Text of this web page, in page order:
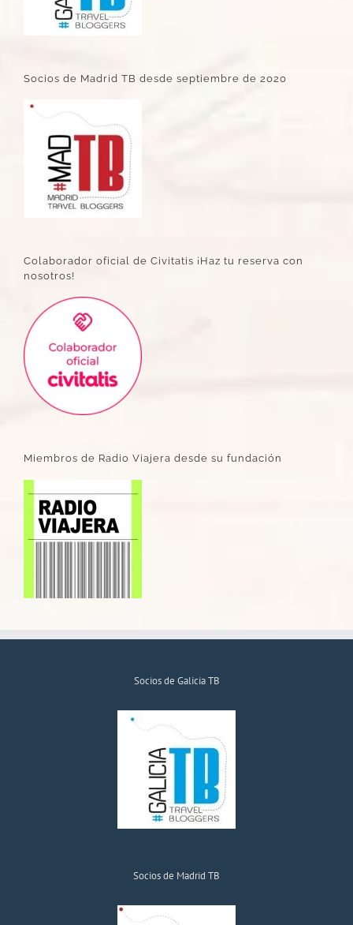
Socios de Madrid TB desde septiembre de 2020
Colaborador oficial de Civitatis ¡Haz tu reserva con
nosotros!
Miembros de Radio Viajera desde su fundación
Socios de Galicia TB
Socios de Madrid TB